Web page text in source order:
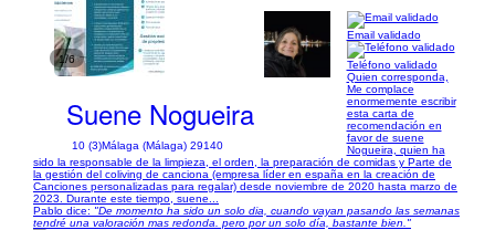
1/6
Suene Nogueira
10 (3)Málaga (Málaga) 29140
Email validado
Teléfono validado
Quien corresponda,
Me complace
enormemente escribir
esta carta de
recomendación en
favor de suene
Nogueira, quien ha
sido la responsable de la limpieza, el orden, la preparación de comidas y Parte de
la gestión del coliving de canciona (empresa líder en españa en la creación de
Canciones personalizadas para regalar) desde noviembre de 2020 hasta marzo de
2023. Durante este tiempo, suene...
Pablo dice: "De momento ha sido un solo dia, cuando vayan pasando las semanas
tendré una valoración mas redonda. pero por un solo día, bastante bien."